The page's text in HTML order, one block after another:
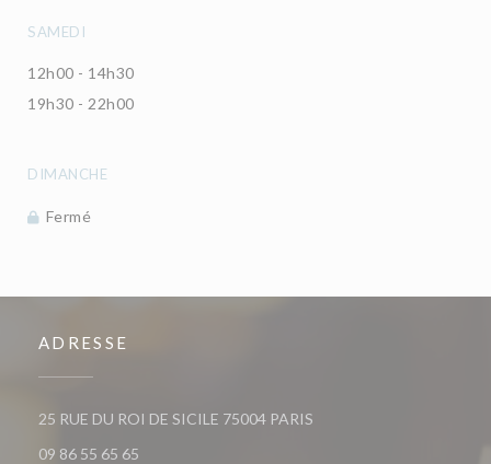
SAMEDI
12h00 - 14h30
19h30 - 22h00
DIMANCHE
Fermé
ADRESSE
25 RUE DU ROI DE SICILE 75004 PARIS
09 86 55 65 65